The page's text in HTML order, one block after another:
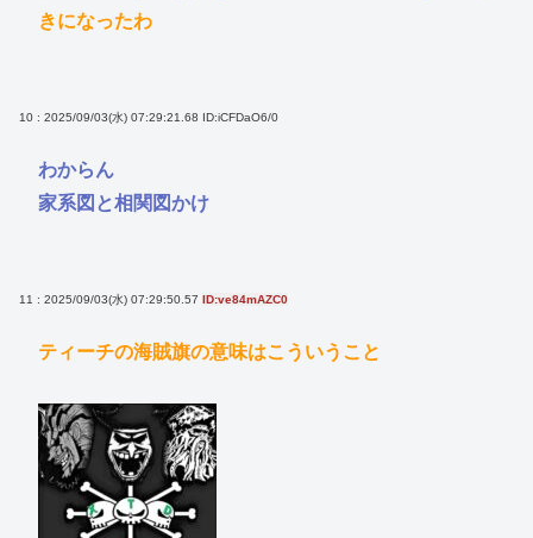
きになったわ
10 : 2025/09/03(水) 07:29:21.68 ID:iCFDaO6/0
わからん
家系図と相関図かけ
11 : 2025/09/03(水) 07:29:50.57 ID:ve84mAZC0
ティーチの海賊旗の意味はこういうこと